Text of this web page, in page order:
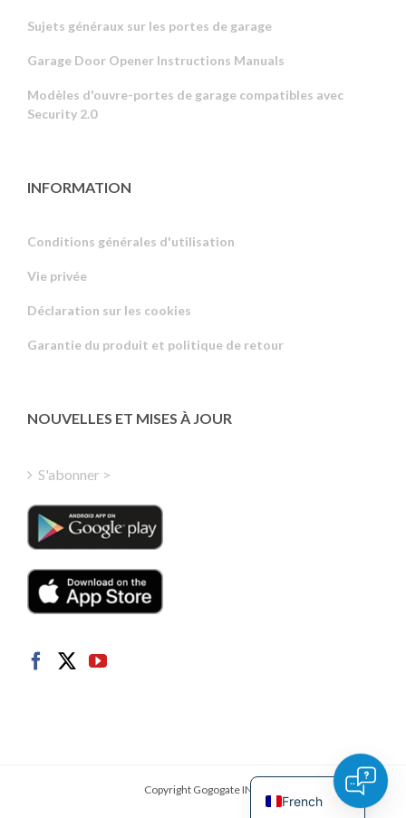
Sujets généraux sur les portes de garage
Garage Door Opener Instructions Manuals
Modèles d'ouvre-portes de garage compatibles avec
Security 2.0
INFORMATION
Conditions générales d'utilisation
Vie privée
Déclaration sur les cookies
Garantie du produit et politique de retour
NOUVELLES ET MISES À JOUR
S'abonner >
Copyright Gogogate INC.
French